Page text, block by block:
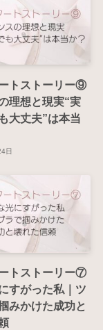
トストーリー⑨
理想と現実“実
大丈夫”は本当
日
トストーリー⑦
すがった私｜ツ
みかけた成功と